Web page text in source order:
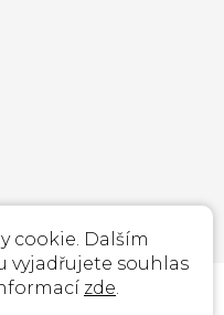
cookie. Dalším
souhlas
zde.